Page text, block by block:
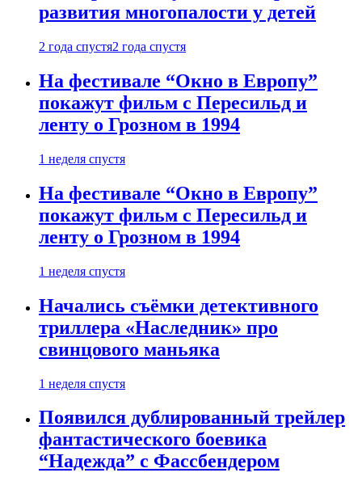
развития многопалости у детей
2 года спустя2 года спустя
На фестивале “Окно в Европу”
покажут фильм с Пересильд и
ленту о Грозном в 1994
1 неделя спустя
На фестивале “Окно в Европу”
покажут фильм с Пересильд и
ленту о Грозном в 1994
1 неделя спустя
Начались съёмки детективного
триллера «Наследник» про
свинцового маньяка
1 неделя спустя
Появился дублированный трейлер
фантастического боевика
“Надежда” с Фассбендером